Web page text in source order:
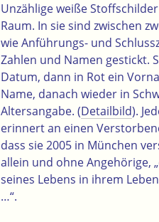
Unzählige weiße
Raum. In sie sind zwischen
wie Anführungs- und
Zahlen und Namen gestickt.
Datum, dann in Rot ein
Name, danach wieder in
Altersangabe. (Detailbild).
erinnert an einen
dass sie 2005 in München
allein und ohne Angehörige,
seines Lebens in ihrem
…“.